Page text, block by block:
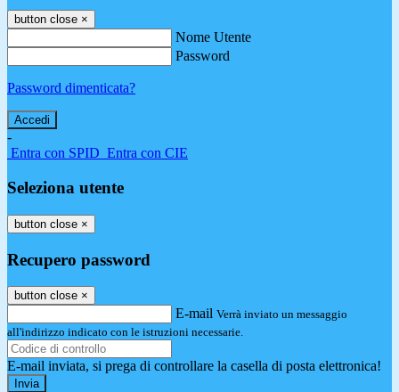
button close ×
Nome Utente
Password
Password dimenticata?
-
Entra con SPID Entra con CIE
Seleziona utente
button close ×
Recupero password
button close ×
E-mail Verrà inviato un messaggio
all'indirizzo indicato con le istruzioni necessarie.
E-mail inviata, si prega di controllare la casella di posta elettronica!